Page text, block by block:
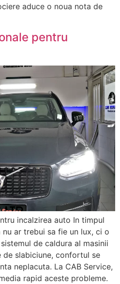
aduce o noua nota de
pentru
incalzirea auto In timpul
ar trebui sa fie un lux, ci o
de caldura al masinii
de slabiciune, confortul se
neplacuta. La CAB Service,
rapid aceste probleme.